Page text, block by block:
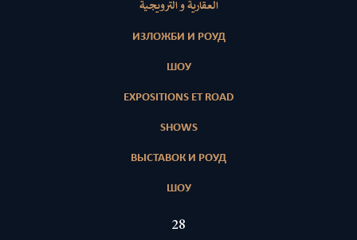
العقارية و الترويجية
ИЗЛОЖБИ И РОУД
ШОУ
EXPOSITIONS ET ROAD
SHOWS
ВЫСТАВОК И РОУД
ШОУ
28